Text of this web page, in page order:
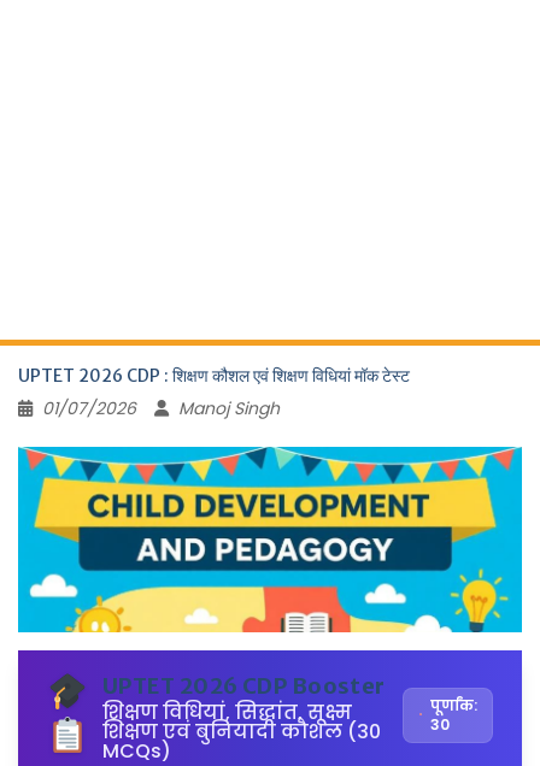
UPTET 2026 CDP : शिक्षण कौशल एवं शिक्षण विधियां मॉक टेस्ट
01/07/2026 Manoj Singh
UPTET 2026 CDP Booster
शिक्षण विधियां, सिद्धांत, सूक्ष्म
शिक्षण एवं बुनियादी कौशल (30
MCQs)
पूर्णांक:
30